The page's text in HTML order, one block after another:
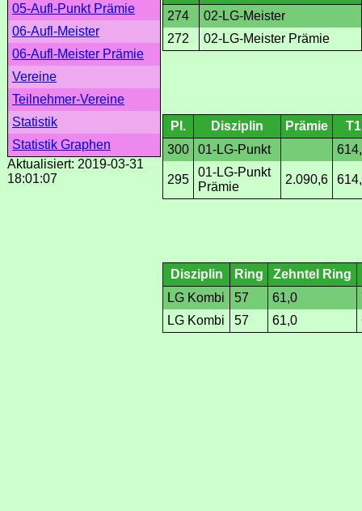
05-Aufl-Punkt Prämie
06-Aufl-Meister
06-Aufl-Meister Prämie
Vereine
Teilnehmer-Vereine
Statistik
Statistik Graphen
Aktualisiert: 2019-03-31
18:01:07
274
02-LG-Meister
272
02-LG-Meister Prämie
Pl. Disziplin Prämie
T1
300
01-LG-Punkt
295
01-LG-Punkt
Prämie
2.090,6
Disziplin Ring Zehntel Ring
LG Kombi
57 61,0
LG Kombi
57 61,0